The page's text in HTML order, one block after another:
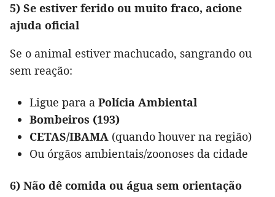
5) Se estiver ferido ou muito fraco, acione
ajuda oficial
Se o animal estiver machucado, sangrando ou
sem reação:
Ligue para a Polícia Ambiental
Bombeiros (193)
CETAS/IBAMA (quando houver na região)
Ou órgãos ambientais/zoonoses da cidade
6) Não dê comida ou água sem orientação